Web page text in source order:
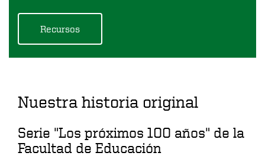
Recursos
Nuestra historia original
Serie "Los próximos 100 años" de la
Facultad de Educación